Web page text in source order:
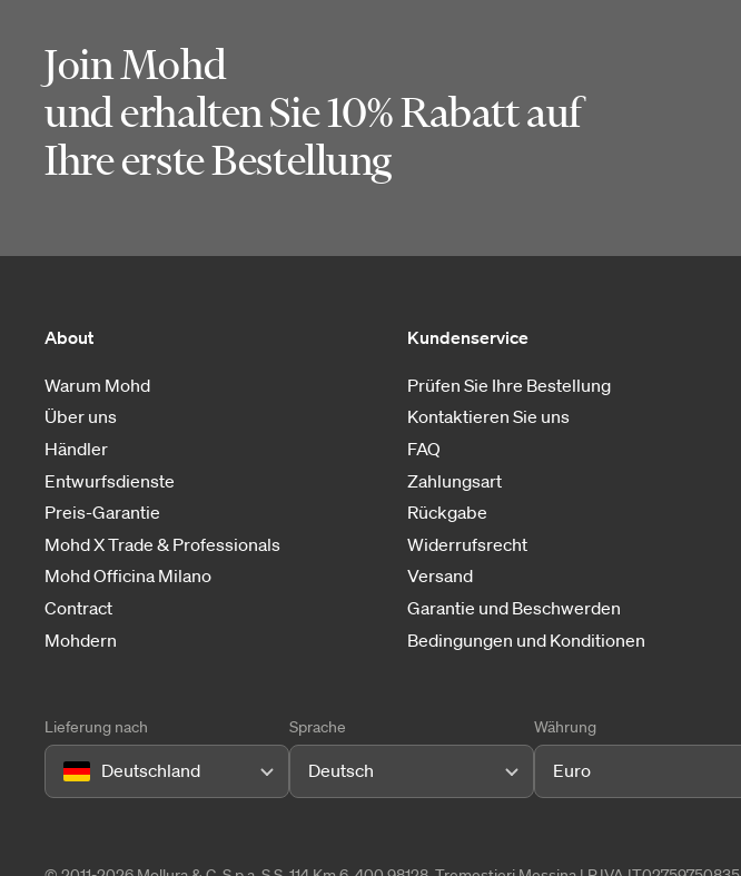
Join Mohd
und erhalten Sie 10% Rabatt auf
Ihre erste Bestellung
About
Warum Mohd
Über uns
Händler
Entwurfsdienste
Preis-Garantie
Mohd X Trade & Professionals
Mohd Officina Milano
Contract
Mohdern
Kundenservice
Prüfen Sie Ihre Bestellung
Kontaktieren Sie uns
FAQ
Zahlungsart
Rückgabe
Widerrufsrecht
Versand
Garantie und Beschwerden
Bedingungen und Konditionen
Lieferung nach
Deutschland
Sprache
Deutsch
Währung
Euro